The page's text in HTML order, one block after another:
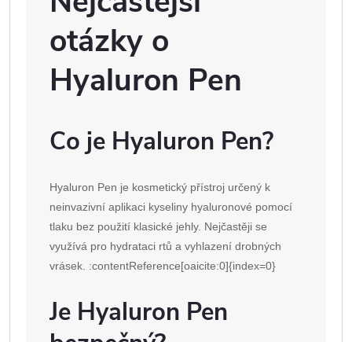
otázky o
Hyaluron Pen
Co je Hyaluron Pen?
Hyaluron Pen je kosmetický přístroj určený k
neinvazivní aplikaci kyseliny hyaluronové pomocí
tlaku bez použití klasické jehly. Nejčastěji se
využívá pro hydrataci rtů a vyhlazení drobných
vrásek. :contentReference[oaicite:0]{index=0}
Je Hyaluron Pen